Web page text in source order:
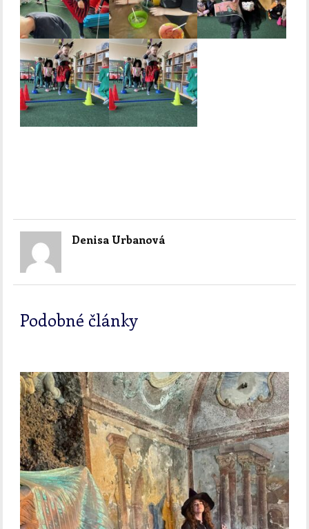
Denisa Urbanová
Podobné články